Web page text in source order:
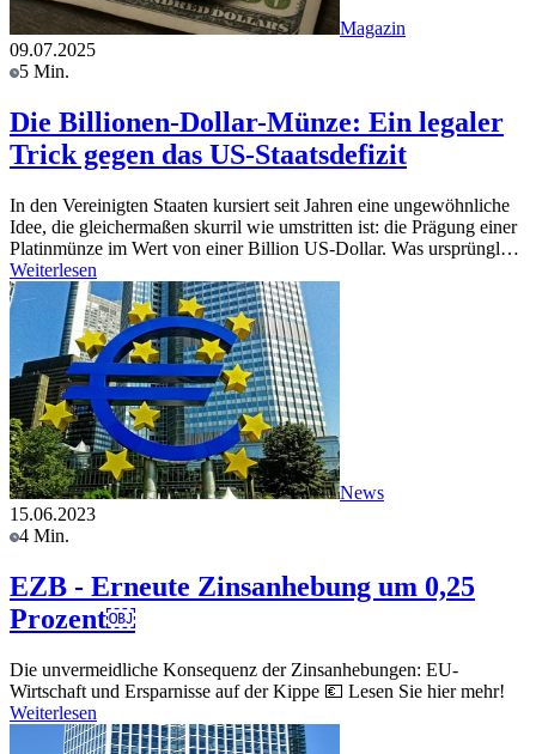
Magazin
09.07.2025
5 Min.
Die Billionen-Dollar-Münze: Ein legaler
Trick gegen das US-Staatsdefizit
In den Vereinigten Staaten kursiert seit Jahren eine ungewöhnliche
Idee, die gleichermaßen skurril wie umstritten ist: die Prägung einer
Platinmünze im Wert von einer Billion US-Dollar. Was ursprüngl…
Weiterlesen
News
15.06.2023
4 Min.
EZB - Erneute Zinsanhebung um 0,25
Prozent￼
Die unvermeidliche Konsequenz der Zinsanhebungen: EU-
Wirtschaft und Ersparnisse auf der Kippe 💶 Lesen Sie hier mehr!
Weiterlesen